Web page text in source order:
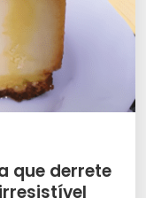
que derrete